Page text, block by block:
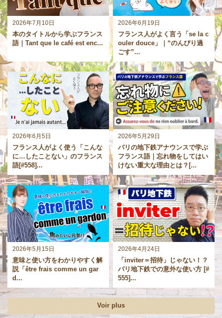
2026年7月10日
本のタイトルから学ぶフランス
語｜Tant que le café est enc...
2026年6月19日
フランス人がよく言う「se la c
ouler douce」｜“のんびり過
ごす”...
2026年6月5日
フランス人がよく使う「こんな
に…したことない」のフランス
語[#558]...
2026年5月29日
パリの地下鉄アナウンスで学ぶ
フランス語｜忘れ物をしてはい
けない重大な理由とは？[...
2026年5月15日
意味と使い方をわかりやすく解
説「être frais comme un gar
d...
2026年4月24日
「inviter＝招待」じゃない！？
パリ地下鉄での意外な使い方 [#
555]...
Voir plus